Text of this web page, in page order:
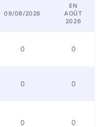
09/08/2026
EN
AOÛT
2026
0 0
0 0
0 0